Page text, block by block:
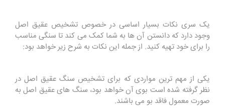
یک سری نکات بسیار اساسی در خصوص تشخیص عقیق اصل
وجود دارد که دانستن آن ها به شما کمک می کند تا سنگی مناسب
را برای خود تهیه کنید. از جمله این نکات به شرح زیر خواهد بود:
یکی از مهم ترین مواردی که برای تشخیص سنگ عقیق اصل در
نظر گرفته شده است بوی آن خواهد بود، سنگ های عقیق اصل به
صورت معمول فاقد بو می باشند.